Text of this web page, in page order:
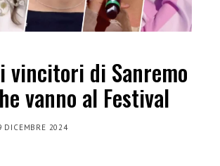
vincitori di Sanremo
vanno al Festival
DICEMBRE 2024